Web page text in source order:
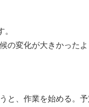
の変化が大きかった
と、作業を始める。